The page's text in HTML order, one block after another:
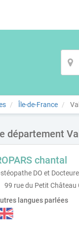
Île-de-France
département
chantal
DO et
99 rue du Petit
langues parlées